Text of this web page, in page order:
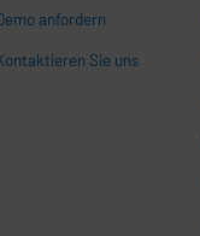
anfordern
Sie uns